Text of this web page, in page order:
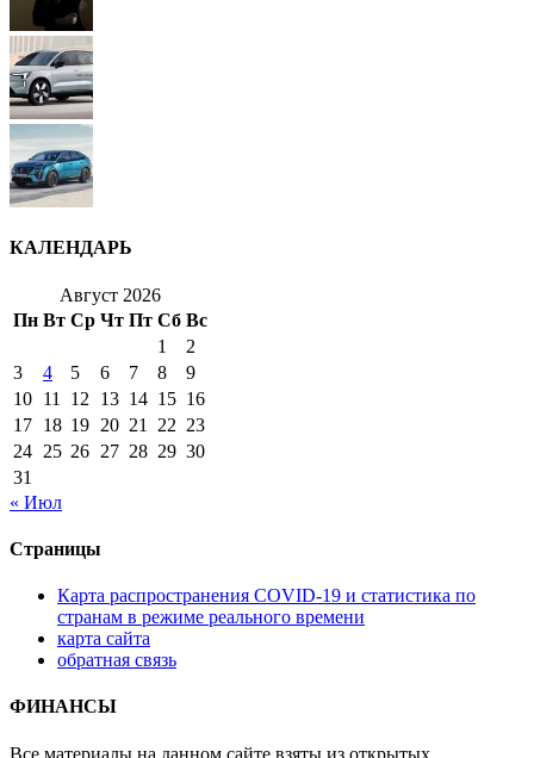
КАЛЕНДАРЬ
Август 2026
Пн Вт Ср Чт Пт Сб Вс
1
2
3
4 5 6 7 8
9
10 11 12 13 14 15 16
17 18 19 20 21 22 23
24 25 26 27 28 29 30
31
« Июл
Страницы
Карта распространения COVID-19 и статистика по
странам в режиме реального времени
карта сайта
обратная связь
ФИНАНСЫ
Все материалы на данном сайте взяты из открытых